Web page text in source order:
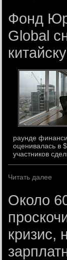
Фонд
Global
раунде
оценивалась в
участников
Читать далее
Около
кризис,